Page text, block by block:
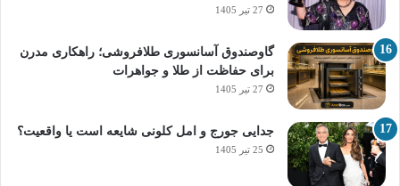
27 تیر 1405
گاوصندوق آسانسوری طلافروشی؛ راهکاری مدرن
برای حفاظت از طلا و جواهرات
27 تیر 1405
جدایی جورج و امل کلونی شایعه است یا واقعیت؟
25 تیر 1405